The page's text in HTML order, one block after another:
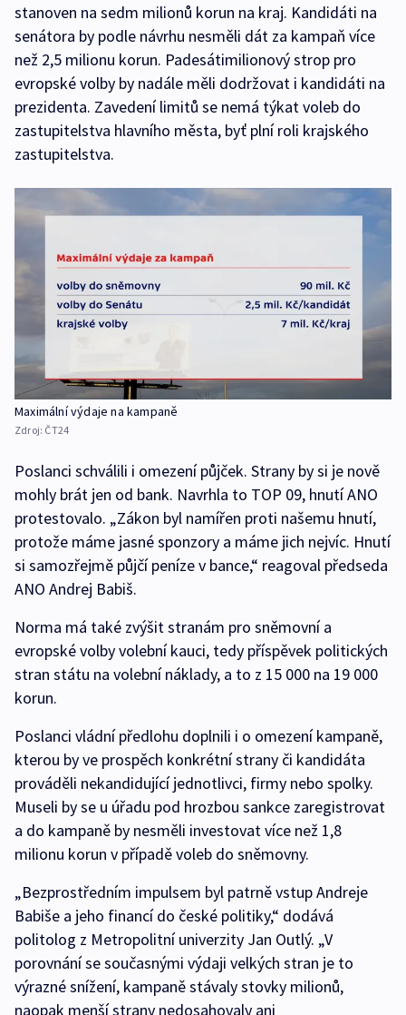
stanoven na sedm milionů korun na kraj. Kandidáti na
senátora by podle návrhu nesměli dát za kampaň více
než 2,5 milionu korun. Padesátimilionový strop pro
evropské volby by nadále měli dodržovat i kandidáti na
prezidenta. Zavedení limitů se nemá týkat voleb do
zastupitelstva hlavního města, byť plní roli krajského
zastupitelstva.
Maximální výdaje na kampaně
Zdroj: ČT24
Poslanci schválili i omezení půjček. Strany by si je nově
mohly brát jen od bank. Navrhla to TOP 09, hnutí ANO
protestovalo. „Zákon byl namířen proti našemu hnutí,
protože máme jasné sponzory a máme jich nejvíc. Hnutí
si samozřejmě půjčí peníze v bance,“ reagoval předseda
ANO Andrej Babiš.
Norma má také zvýšit stranám pro sněmovní a
evropské volby volební kauci, tedy příspěvek politických
stran státu na volební náklady, a to z 15 000 na 19 000
korun.
Poslanci vládní předlohu doplnili i o omezení kampaně,
kterou by ve prospěch konkrétní strany či kandidáta
prováděli nekandidující jednotlivci, firmy nebo spolky.
Museli by se u úřadu pod hrozbou sankce zaregistrovat
a do kampaně by nesměli investovat více než 1,8
milionu korun v případě voleb do sněmovny.
„Bezprostředním impulsem byl patrně vstup Andreje
Babiše a jeho financí do české politiky,“ dodává
politolog z Metropolitní univerzity Jan Outlý. „V
porovnání se současnými výdaji velkých stran je to
výrazné snížení, kampaně stávaly stovky milionů,
naopak menší strany nedosahovaly ani